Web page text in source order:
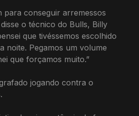
para conseguir arremessos
o técnico do Bulls, Billy
que tivéssemos escolhido
noite. Pegamos um volume
que forçamos muito.”
jogando contra o